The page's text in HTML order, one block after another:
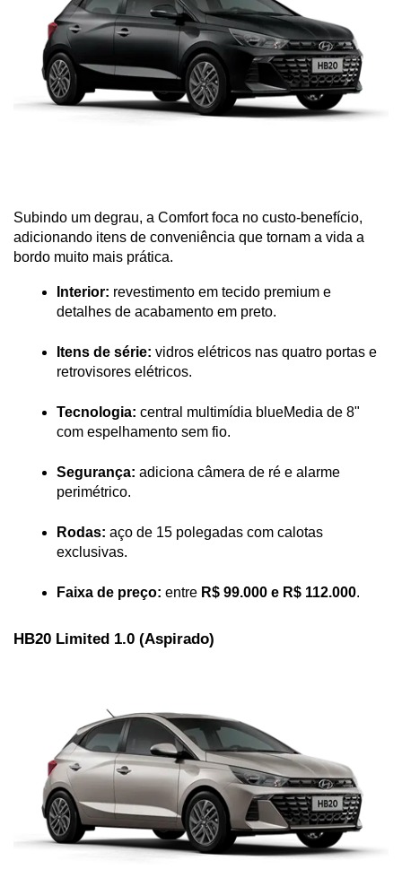
Subindo um degrau, a Comfort foca no custo-benefício,
adicionando itens de conveniência que tornam a vida a
bordo muito mais prática.
Interior: revestimento em tecido premium e
detalhes de acabamento em preto.
Itens de série: vidros elétricos nas quatro portas e
retrovisores elétricos.
Tecnologia: central multimídia blueMedia de 8"
com espelhamento sem fio.
Segurança: adiciona câmera de ré e alarme
perimétrico.
Rodas: aço de 15 polegadas com calotas
exclusivas.
Faixa de preço: entre R$ 99.000 e R$ 112.000.
HB20 Limited 1.0 (Aspirado)